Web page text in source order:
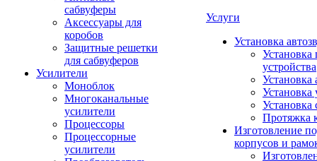
сабвуферы
Аксессуары для
коробов
Защитные решетки
для сабвуферов
Усилители
Моноблок
Многоканальные
усилители
Процессоры
Процессорные
усилители
Услуги
Установка
Установка
устройства
Установка
Установка
Установка
Протяжка
Изготовление
корпусов и